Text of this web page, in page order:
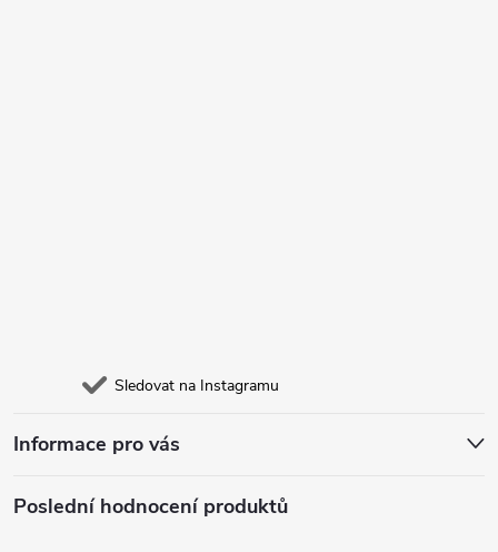
Sledovat na Instagramu
Informace pro vás
Poslední hodnocení produktů